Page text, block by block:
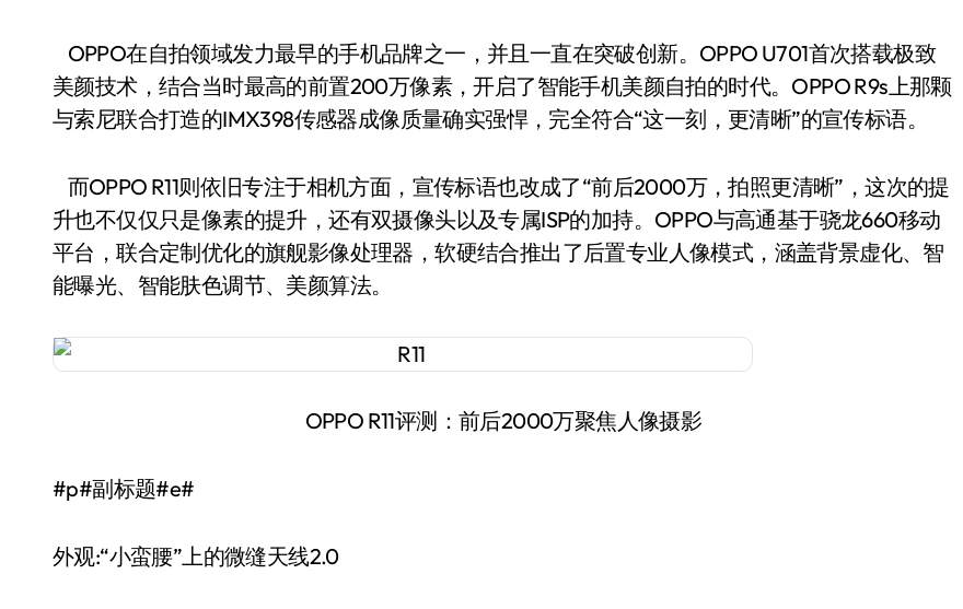
OPPO在自拍领域发力最早的手机品牌之一，并且一直在突破创新。OPPO U701首次搭载极致
美颜技术，结合当时最高的前置200万像素，开启了智能手机美颜自拍的时代。OPPO R9s上那颗
与索尼联合打造的IMX398传感器成像质量确实强悍，完全符合“这一刻，更清晰”的宣传标语。
而OPPO R11则依旧专注于相机方面，宣传标语也改成了“前后2000万，拍照更清晰”，这次的提
升也不仅仅只是像素的提升，还有双摄像头以及专属ISP的加持。OPPO与高通基于骁龙660移动
平台，联合定制优化的旗舰影像处理器，软硬结合推出了后置专业人像模式，涵盖背景虚化、智
能曝光、智能肤色调节、美颜算法。
OPPO R11评测：前后2000万聚焦人像摄影
#p#副标题#e#
外观:“小蛮腰”上的微缝天线2.0